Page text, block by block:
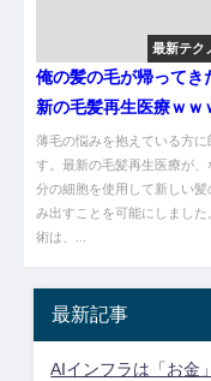
最新テク
俺の髪の毛が帰ってき
新の毛髪再生医療ｗｗ
薄毛の悩みを抱えている方に
す。最新の毛髪再生医療が、
分の細胞を使用して新しい髪
み出すことを可能にしました
術は、...
最新記事
AIインフラは「お金